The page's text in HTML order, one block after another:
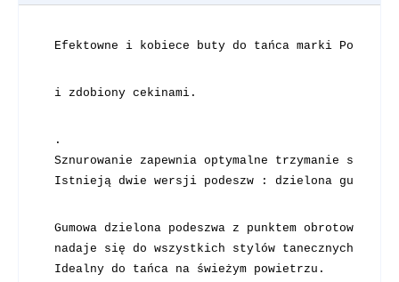
Efektowne i kobiece buty do tańca marki
i zdobiony cekinami.
.
Sznurowanie zapewnia optymalne trzymanie
Istnieją dwie wersji podeszw : dzielona gumowa
Gumowa dzielona podeszwa z punktem obrotowym
nadaje się do wszystkich stylów tanecznych,
Idealny do tańca na świeżym powietrzu.